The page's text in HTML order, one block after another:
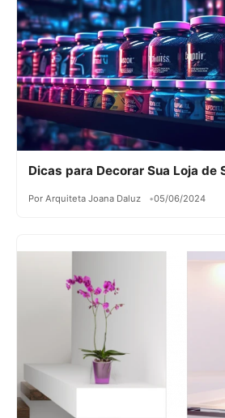
Dicas para Decorar Sua Loja de
Por Arquiteta Joana Daluz 05/06/2024